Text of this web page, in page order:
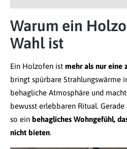
Warum ein
Wahl ist
Ein Holzofen ist mehr als nur eine
bringt spürbare Strahlungswärme
behagliche Atmosphäre und
bewusst erlebbaren Ritual.
so ein behagliches Wohngefühl,
nicht bieten.